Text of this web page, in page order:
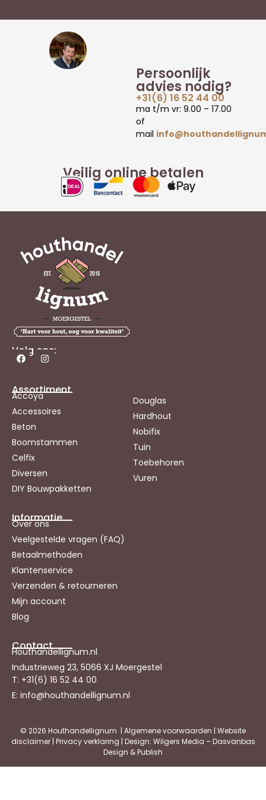
Veilig online betalen
Persoonlijk
advies nodig?
+31(6) 16 52 44 00
ma t/m vr: 9.00 – 17.00
of
mail
Volg ons:
Assortiment
Accoya
Accessoires
Beton
Boomstammen
Celfix
Diversen
DIY Bouwpakketten
Douglas
Hardhout
Nobifix
Tuin
Toebehoren
Vuren
Informatie
Over ons
Veelgestelde vragen (FAQ)
Betaalmethoden
Klantenservice
Verzenden & retourneren
Mijn account
Blog
Contact
Houthandellignum.nl
Industrieweg 23, 5066 XJ Moergestel
T: +31(6) 16 52 44 00
E: info@houthandellignum.nl
© 2026 Houthandellignum | Algemene voorwaarden | Website
disclaimer| Privacy verklaring | Design: Wilgers Media – Dasvanbas
Design & Publish